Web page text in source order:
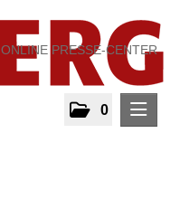
ONLINE PRESSE-CENTER
0